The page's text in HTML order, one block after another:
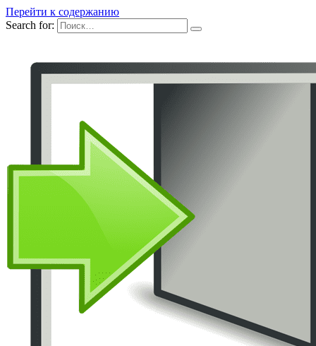
Перейти к содержанию
Search for: